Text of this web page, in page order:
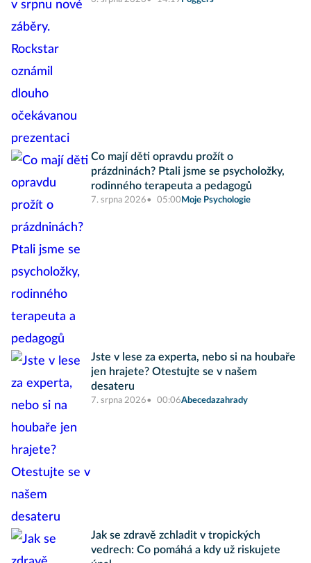
Co mají děti opravdu prožít o
prázdninách? Ptali jsme se psycholožky,
rodinného terapeuta a pedagogů
7. srpna 2026 05:00 Moje Psychologie
Jste v lese za experta, nebo si na houbaře
jen hrajete? Otestujte se v našem
desateru
7. srpna 2026 00:06Abecedazahrady
Jak se zdravě zchladit v tropických
vedrech: Co pomáhá a kdy už riskujete